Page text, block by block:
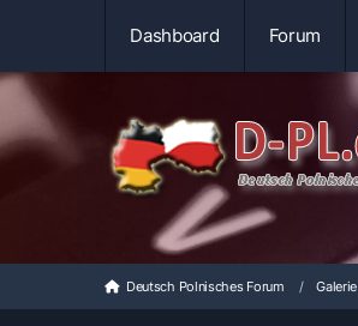
Dashboard Forum
Deutsch Polnisches Forum Galerie